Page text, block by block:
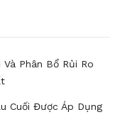
Phân Bổ Rủi Ro
Cuối Được Áp Dụng